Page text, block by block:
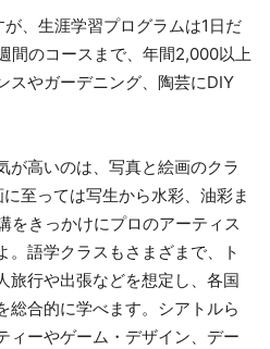
、生涯学習プログラムは1日だ
間のコースまで、年間2,000以上
スやガーデニング、陶芸にDIY
が高いのは、写真と絵画のクラ
至っては写生から水彩、油彩ま
をきっかけにプロのアーティス
。語学クラスもさまざまで、ト
旅行や出張などを想定し、各国
総合的に学べます。シアトルら
ィーやゲーム・デザイン、デー